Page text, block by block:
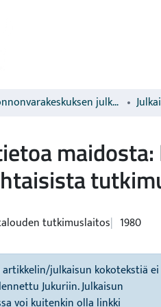
Luonnonvarakeskuksen julkaisut
tutkimuslaitos 1980
artikkelin/julkaisun kokotekstiä ei
Jukuriin. Julkaisun
voi kuitenkin olla linkki